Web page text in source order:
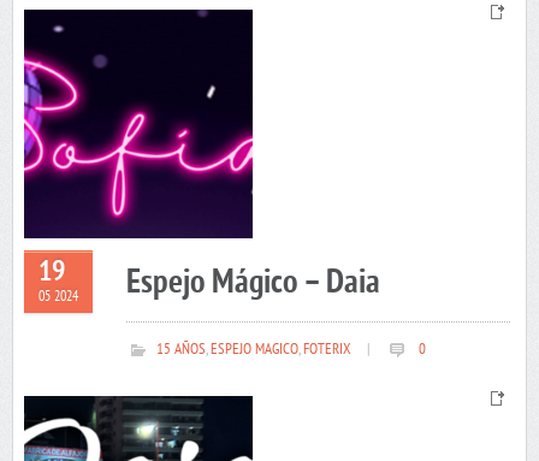
19
05 2024 Espejo Mágico – Daia
15 AÑOS,ESPEJO MAGICO,FOTERIX 0